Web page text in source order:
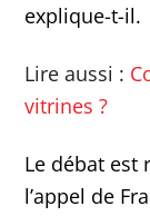
explique-t-il.
Lire aussi :
vitrines ?
Le débat est
l’appel de